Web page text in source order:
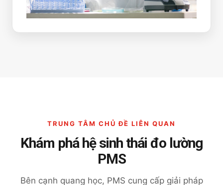
TRUNG TÂM CHỦ ĐỀ LIÊN QUAN
Khám phá hệ sinh thái đo lường
PMS
Bên cạnh quang học, PMS cung cấp giải pháp